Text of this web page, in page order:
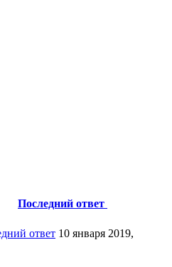
Последний ответ
10 января 2019,